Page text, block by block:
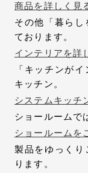
商品を詳しく見
その他「暮らし
ております。
インテリアを詳
「キッチンが
キッチン。
システムキッチ
ショールームで
ショールームを
製品をゆっくり
ります。